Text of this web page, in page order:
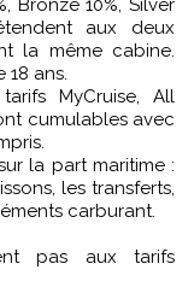
Bronze 10%, Silver
aux deux
la même cabine.
ans.
MyCruise, All
cumulables avec
la part maritime :
les transferts,
carburant.
pas aux tarifs